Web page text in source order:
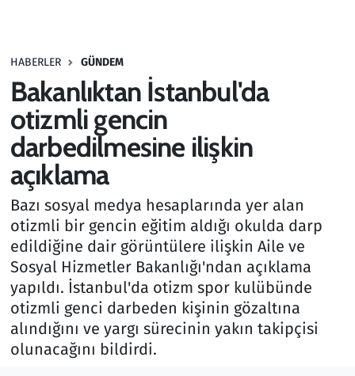
HABERLER GÜNDEM
Bakanlıktan İstanbul'da
otizmli gencin
darbedilmesine ilişkin
açıklama
Bazı sosyal medya hesaplarında yer alan
otizmli bir gencin eğitim aldığı okulda darp
edildiğine dair görüntülere ilişkin Aile ve
Sosyal Hizmetler Bakanlığı'ndan açıklama
yapıldı. İstanbul'da otizm spor kulübünde
otizmli genci darbeden kişinin gözaltına
alındığını ve yargı sürecinin yakın takipçisi
olunacağını bildirdi.
Haber
Kültür Sanat
Kurumsal Haberler
Lezzet Durağı
Memur ve Kamu
Otomobil
Oyun
Ramazan